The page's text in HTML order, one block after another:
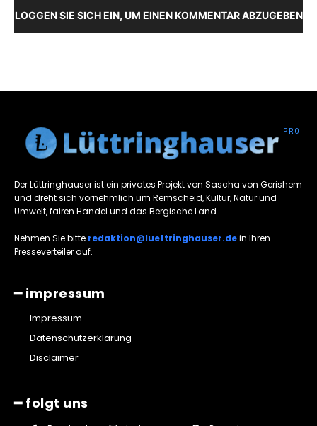
LOGGEN SIE SICH EIN, UM EINEN KOMMENTAR ABZUGEBEN
Der Lüttringhauser ist ein privates Projekt von Sascha von Gerishem
und dreht sich vornehmlich um Remscheid, Kultur, Natur und
Umwelt, fairen Handel und das Bergische Land.
Nehmen Sie bitte redaktion@luettringhauser.dein Ihren
Presseverteiler auf.
━ impressum
Impressum
Datenschutzerklärung
Disclaimer
━ folgt uns